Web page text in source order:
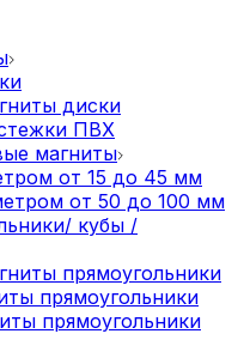
диски
ПВХ
магниты
от 15 до 45 мм
от 50 до 100 мм
кубы /
прямоугольники
прямоугольники
прямоугольники